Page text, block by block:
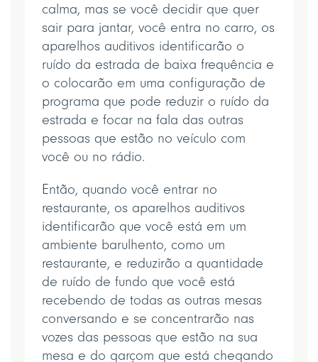
calma, mas se você decidir que quer
sair para jantar, você entra no carro, os
aparelhos auditivos identificarão o
ruído da estrada de baixa frequência e
o colocarão em uma configuração de
programa que pode reduzir o ruído da
estrada e focar na fala das outras
pessoas que estão no veículo com
você ou no rádio.
Então, quando você entrar no
restaurante, os aparelhos auditivos
identificarão que você está em um
ambiente barulhento, como um
restaurante, e reduzirão a quantidade
de ruído de fundo que você está
recebendo de todas as outras mesas
conversando e se concentrarão nas
vozes das pessoas que estão na sua
mesa e do garçom que está chegando